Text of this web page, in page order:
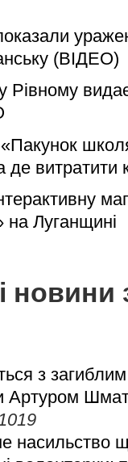
(ВІДЕО)
Рівному
де витратити
на Луганщині
новини
з загиблим
Артуром
насильство